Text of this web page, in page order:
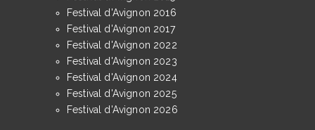
Festival d'Avignon 2016
Festival d'Avignon 2017
Festival d'Avignon 2022
Festival d'Avignon 2023
Festival d'Avignon 2024
Festival d'Avignon 2025
Festival d'Avignon 2026